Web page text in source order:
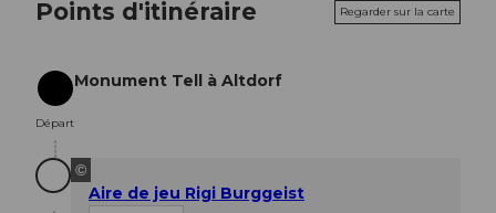
Points d'itinéraire Regarder sur la carte
Départ
Départ
Monument Tell à Altdorf
©
Aire de jeu Rigi Burggeist